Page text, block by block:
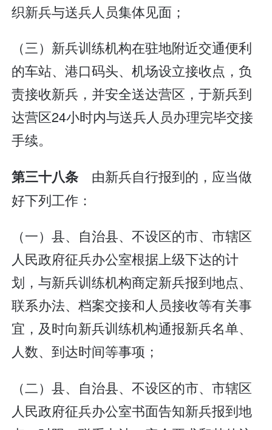
织新兵与送兵人员集体见面；
（三）新兵训练机构在驻地附近交通便利
的车站、港口码头、机场设立接收点，负
责接收新兵，并安全送达营区，于新兵到
达营区24小时内与送兵人员办理完毕交接
手续。
第三十八条 由新兵自行报到的，应当做
好下列工作：
（一）县、自治县、不设区的市、市辖区
人民政府征兵办公室根据上级下达的计
划，与新兵训练机构商定新兵报到地点、
联系办法、档案交接和人员接收等有关事
宜，及时向新兵训练机构通报新兵名单、
人数、到达时间等事项；
（二）县、自治县、不设区的市、市辖区
人民政府征兵办公室书面告知新兵报到地